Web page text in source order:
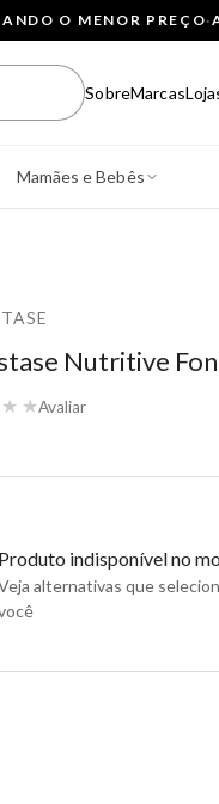
O MENOR PREÇO·
SobreMarcas
Mamães e Bebês
Nutritive
★ ★Avaliar
Produto indisponível no
alternativas que